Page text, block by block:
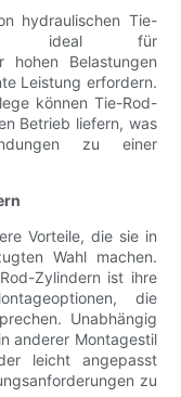
hydraulischen Tie-
ideal für
hohen Belastungen
Leistung erfordern.
können Tie-Rod-
Betrieb liefern, was
zu einer
Vorteile, die sie in
Wahl machen.
Zylindern ist ihre
die
Unabhängig
anderer Montagestil
leicht angepasst
zu